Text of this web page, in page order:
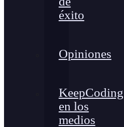
éxito
Opiniones
KeepCoding
en los
medios